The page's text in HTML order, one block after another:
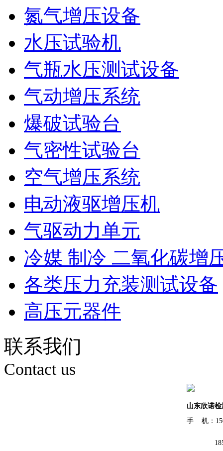
氮气增压设备
水压试验机
气瓶水压测试设备
气动增压系统
爆破试验台
气密性试验台
空气增压系统
电动液驱增压机
气驱动力单元
冷媒 制冷 二氧化碳增
各类压力充装测试设备
高压元器件
联系我们
Contact us
山东欣诺
手 机：